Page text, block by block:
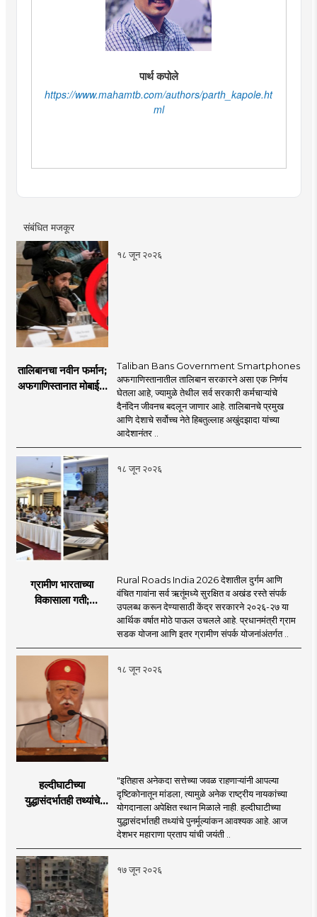
पार्थ कपोले
https://www.mahamtb.com/authors/parth_kapole.ht
ml
संबंधित मजकूर
१८ जून २०२६
तालिबानचा नवीन फर्मान;
अफगाणिस्तानात मोबाईल
Taliban Bans Government Smartphones
अफगाणिस्तानातील तालिबान सरकारने असा एक निर्णय
घेतला आहे, ज्यामुळे तेथील सर्व सरकारी कर्मचाऱ्यांचे
दैनंदिन जीवनच बदलून जाणार आहे. तालिबानचे प्रमुख
आणि देशाचे सर्वोच्च नेते हिबतुल्लाह अखुंदझादा यांच्या
आदेशानंतर ..
१८ जून २०२६
ग्रामीण भारताच्या
विकासाला गती;
लक्ष्य!
Rural Roads India 2026 देशातील दुर्गम आणि
वंचित गावांना सर्व ऋतूंमध्ये सुरक्षित व अखंड रस्ते संपर्क
उपलब्ध करून देण्यासाठी केंद्र सरकारने २०२६-२७ या
आर्थिक वर्षात मोठे पाऊल उचलले आहे. प्रधानमंत्री ग्राम
सडक योजना आणि इतर ग्रामीण संपर्क योजनांअंतर्गत ..
१८ जून २०२६
हल्दीघाटीच्या
युद्धासंदर्भातही तथ्यांचे
मोहनजी भागवत
"इतिहास अनेकदा सत्तेच्या जवळ राहणाऱ्यांनी आपल्या
दृष्टिकोनातून मांडला, त्यामुळे अनेक राष्ट्रीय नायकांच्या
योगदानाला अपेक्षित स्थान मिळाले नाही. हल्दीघाटीच्या
युद्धासंदर्भातही तथ्यांचे पुनर्मूल्यांकन आवश्यक आहे. आज
देशभर महाराणा प्रताप यांची जयंती ..
१७ जून २०२६